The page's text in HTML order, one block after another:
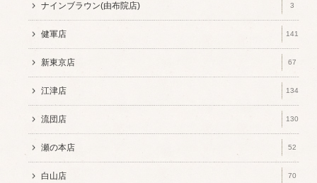
ナインブラウン(由布院店) 3
健軍店 141
新東京店 67
江津店 134
流団店 130
瀬の本店 52
白山店 70